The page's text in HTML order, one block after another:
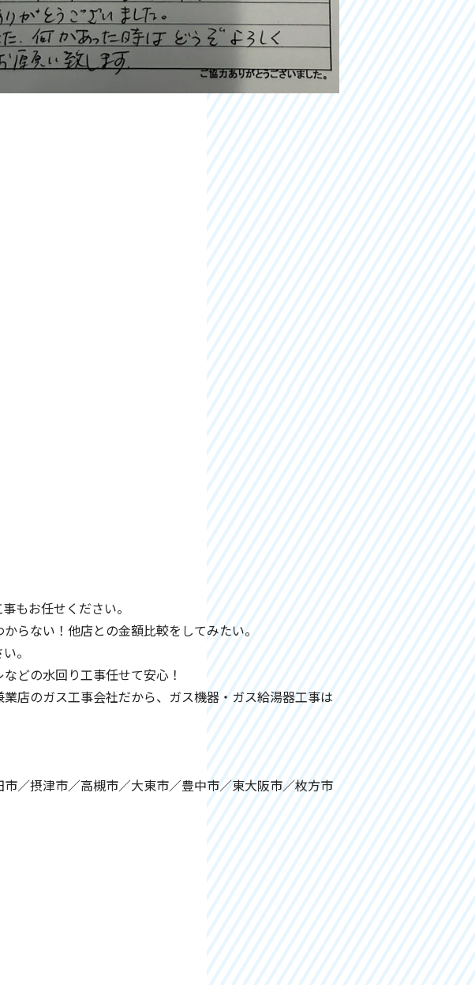
もお任せください。
らない！他店との金額比較をしてみたい。
。
どの水回り工事任せて安心！
店のガス工事会社だから、ガス機器・ガス給湯器工事は
／摂津市／高槻市／大東市／豊中市／東大阪市／枚方市